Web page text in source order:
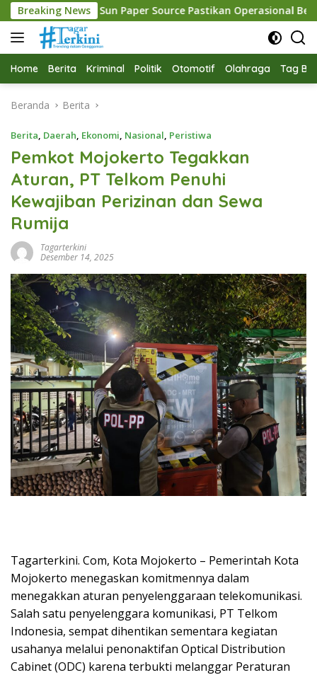
Langsung
ke
konten
Breaking News
Paper Source Pastikan Operasional Berjalan Normal
Home Berita Kriminal Politik Otomotif Olahraga Tag
Beranda Berita
Berita, Daerah, Ekonomi, Nasional, Peristiwa
Pemkot Mojokerto Tegakkan
Aturan, PT Telkom Penuhi
Kewajiban Perizinan dan Sewa
Rumija
Tagarterkini
Desember 14, 2025
Tagarterkini. Com, Kota Mojokerto – Pemerintah Kota
Mojokerto menegaskan komitmennya dalam
menegakkan aturan penyelenggaraan telekomunikasi.
Salah satu penyelenggara komunikasi, PT Telkom
Indonesia, sempat dihentikan sementara kegiatan
usahanya melalui penonaktifan Optical Distribution
Cabinet (ODC) karena terbukti melanggar Peraturan